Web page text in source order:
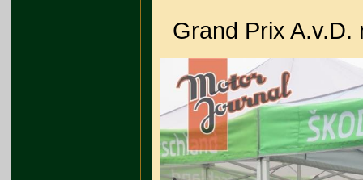
Grand Prix A.v.D.